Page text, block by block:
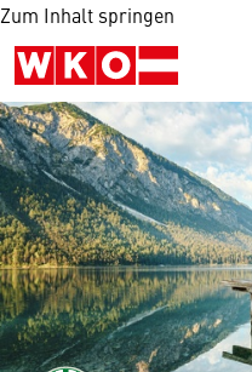
Zum Inhalt springen